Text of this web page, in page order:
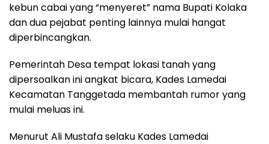
kebun cabai yang “menyeret” nama Bupati Kolaka
dan dua pejabat penting lainnya mulai hangat
diperbincangkan.
Pemerintah Desa tempat lokasi tanah yang
dipersoalkan ini angkat bicara, Kades Lamedai
Kecamatan Tanggetada membantah rumor yang
mulai meluas ini.
Menurut Ali Mustafa selaku Kades Lamedai